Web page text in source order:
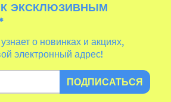
ЭКСКЛЮЗИВНЫМ
о новинках и акциях,
электронный адрес!
ПОДПИСАТЬСЯ